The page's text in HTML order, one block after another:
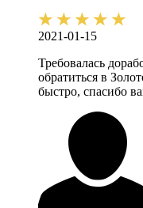
2021-01-15
Требовалась
обратиться в
быстро, спасибо